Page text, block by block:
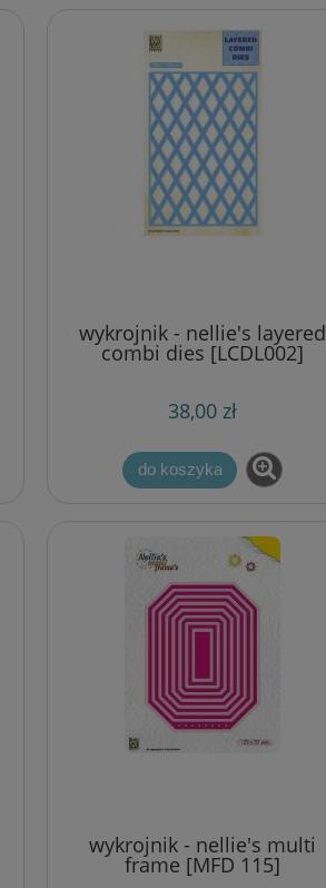
wykrojnik - nellie's layered
combi dies [LCDL002]
38,00 zł
do koszyka
wykrojnik - nellie's multi
frame [MFD 115]